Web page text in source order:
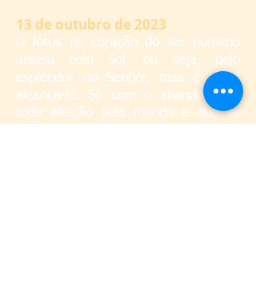
13 de outubro de 2023
O lótus no coração do ser humano
anseia pelo Sol, ou seja, pelo
esplendor do Senhor, mas é difícil
alcançá-lo. Só com o abandono de
toda afeição pelo mundo é que se